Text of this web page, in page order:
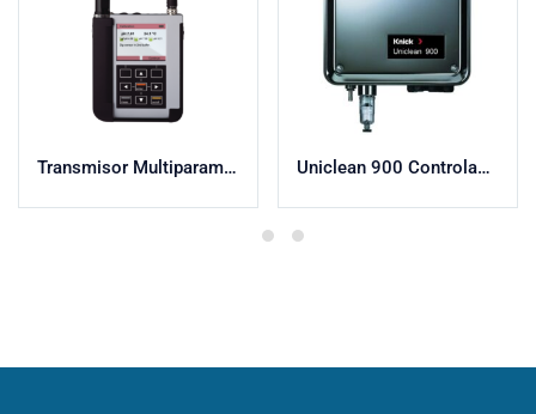
Transmisor Multiparamétrico Portátil Portavo 908 MULTI Uniclean 900 Controlador Electro-neumático | Para limpieza automática | Ex | Superficie Higiénica